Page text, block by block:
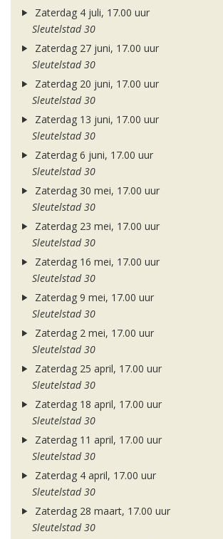
Zaterdag 4 juli, 17.00 uur
Sleutelstad 30
Zaterdag 27 juni, 17.00 uur
Sleutelstad 30
Zaterdag 20 juni, 17.00 uur
Sleutelstad 30
Zaterdag 13 juni, 17.00 uur
Sleutelstad 30
Zaterdag 6 juni, 17.00 uur
Sleutelstad 30
Zaterdag 30 mei, 17.00 uur
Sleutelstad 30
Zaterdag 23 mei, 17.00 uur
Sleutelstad 30
Zaterdag 16 mei, 17.00 uur
Sleutelstad 30
Zaterdag 9 mei, 17.00 uur
Sleutelstad 30
Zaterdag 2 mei, 17.00 uur
Sleutelstad 30
Zaterdag 25 april, 17.00 uur
Sleutelstad 30
Zaterdag 18 april, 17.00 uur
Sleutelstad 30
Zaterdag 11 april, 17.00 uur
Sleutelstad 30
Zaterdag 4 april, 17.00 uur
Sleutelstad 30
Zaterdag 28 maart, 17.00 uur
Sleutelstad 30